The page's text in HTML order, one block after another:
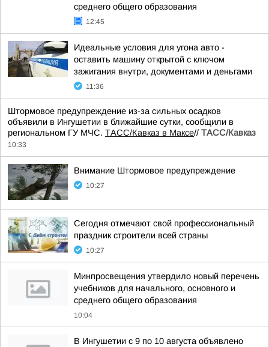
среднего общего образования
12:45
Идеальные условия для угона авто -
оставить машину открытой с ключом
зажигания внутри, документами и деньгами
11:36
Штормовое предупреждение из-за сильных осадков
объявили в Ингушетии в ближайшие сутки, сообщили в
региональном ГУ МЧС. ТАСС/Кавказ в Максе// ТАСС/Кавказ
10:33
Внимание Штормовое предупреждение
10:27
Сегодня отмечают свой профессиональный
праздник строители всей страны
10:27
Минпросвещения утвердило новый перечень
учебников для начального, основного и
среднего общего образования
10:04
В Ингушетии с 9 по 10 августа объявлено